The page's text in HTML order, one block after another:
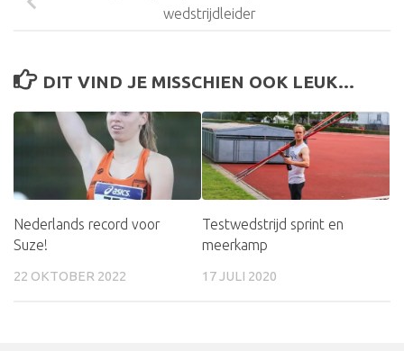
wedstrijdleider
DIT VIND JE MISSCHIEN OOK LEUK...
Nederlands record voor
Suze!
22 OKTOBER 2022
Testwedstrijd sprint en
meerkamp
17 JULI 2020